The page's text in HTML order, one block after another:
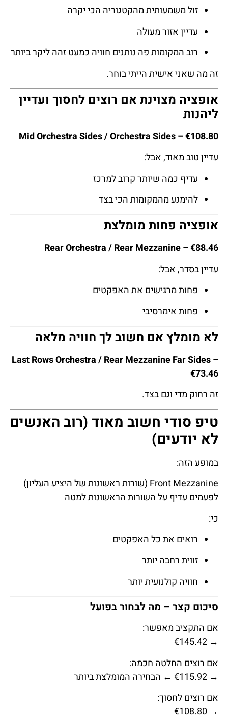
זול משמעותית מהקטגוריה הכי יקרה
עדיין אזור מעולה
רוב המקומות פה נותנים חוויה כמעט זהה ליקר ביותר
זה מה שאני אישית הייתי בוחר.
אופציה מצוינת אם רוצים לחסוך ועדיין
ליהנות
Mid Orchestra Sides / Orchestra Sides – €108.80
עדיין טוב מאוד, אבל:
עדיף כמה שיותר קרוב למרכז
להימנע מהמקומות הכי בצד
אופציה פחות מומלצת
Rear Orchestra / Rear Mezzanine – €88.46
עדיין בסדר, אבל:
פחות מרגישים את האפקטים
פחות אימרסיבי
לא מומלץ אם חשוב לך חוויה מלאה
Last Rows Orchestra / Rear Mezzanine Far Sides –
€73.46
זה רחוק מדי וגם בצד.
טיפ סודי חשוב מאוד (רוב האנשים
לא יודעים)
במופע הזה:
Front Mezzanine (שורות ראשונות של היציע העליון)
לפעמים עדיף על השורות הראשונות למטה
כי:
רואים את כל האפקטים
זווית רחבה יותר
חוויה קולנועית יותר
סיכום קצר – מה לבחור בפועל
אם התקציב מאפשר:
→ €145.42
אם רוצים החלטה חכמה:
→ €115.92 ← הבחירה המומלצת ביותר
אם רוצים לחסוך:
→ €108.80